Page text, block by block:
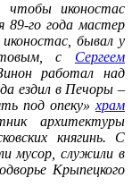
чтобы иконостас
89-го года мастер
бывал у
с Сергеем
работал над
ездил в Печоры –
под опеку» храм
архитектуры
княгинь. С
мусор, служили в
Крыпецкого